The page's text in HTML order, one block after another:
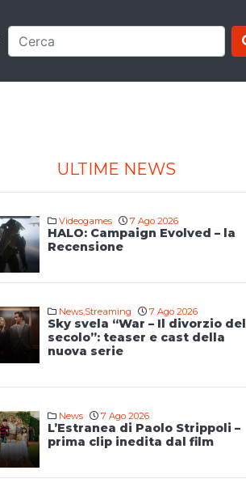
ULTIME NEWS
Videogames 7 Ago 2026
HALO: Campaign Evolved – la
Recensione
News,Streaming 7 Ago 2026
Sky svela “War – Il divorzio del
secolo”: teaser e cast della
nuova serie
News 7 Ago 2026
L’Estranea di Paolo Strippoli –
prima clip inedita dal film